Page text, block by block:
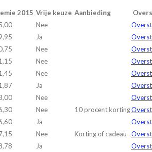
2015 Vrije keuze Aanbieding
Nee
Ja
Nee
Nee
Nee
Ja
Nee
Nee 10 procent korting
Ja
Nee Korting of cadeau
Ja